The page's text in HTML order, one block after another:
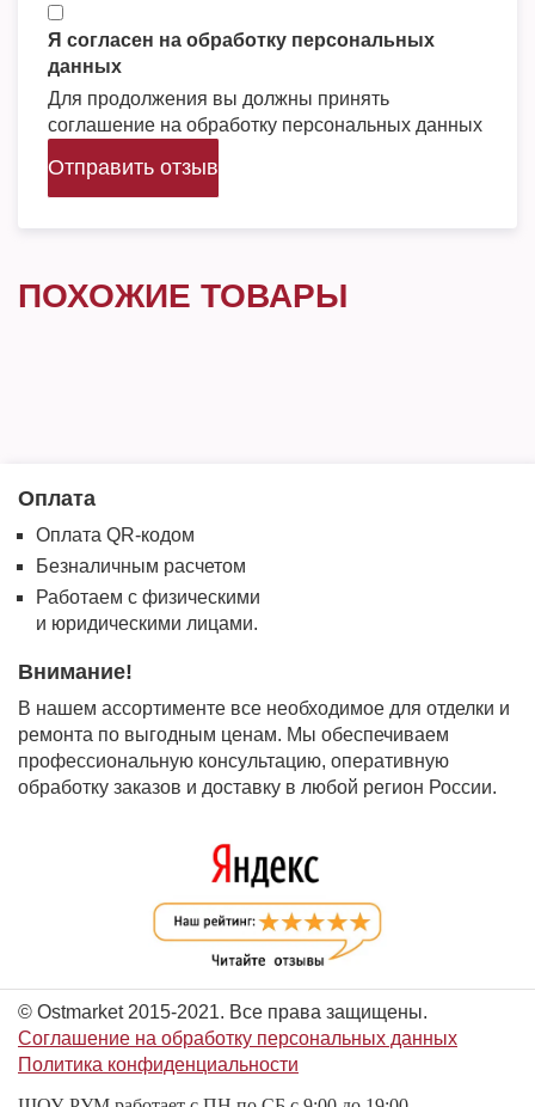
Я согласен на обработку персональных
данных
Для продолжения вы должны принять
соглашение на обработку персональных данных
Отправить отзыв
ПОХОЖИЕ ТОВАРЫ
Оплата
Оплата QR-кодом
Безналичным расчетом
Работаем с физическими
и юридическими лицами.
Внимание!
В нашем ассортименте все необходимое для отделки и
ремонта по выгодным ценам. Мы обеспечиваем
профессиональную консультацию, оперативную
обработку заказов и доставку в любой регион России.
© Ostmarket 2015-2021. Все права защищены.
Соглашение на обработку персональных данных
Политика конфиденциальности